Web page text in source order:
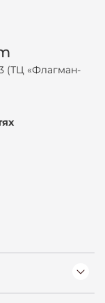
(ТЦ «Флагман-